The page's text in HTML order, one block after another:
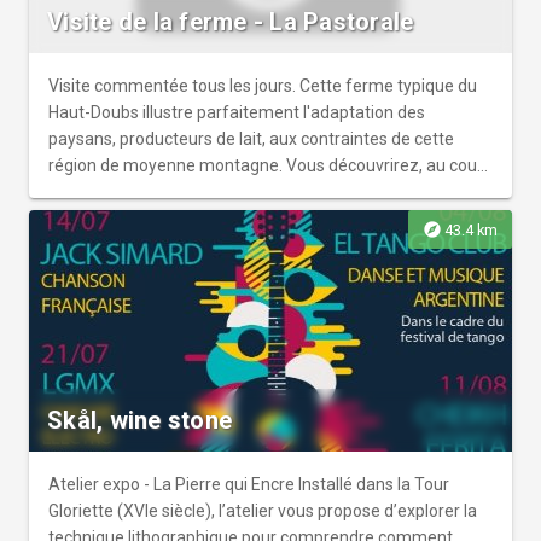
Visite de la ferme - La Pastorale
Visite commentée tous les jours. Cette ferme typique du
Haut-Doubs illustre parfaitement l'adaptation des
paysans, producteurs de lait, aux contraintes de cette
région de moyenne montagne. Vous découvrirez, au cours
immenses bâtisses, les trésors d'ingéniosité dont
faisaient preuve nos aïeux dans la vie quotidienne aux
siècles passés.
explore 43.4 km
Skål, wine stone
Atelier expo - La Pierre qui Encre Installé dans la Tour
Gloriette (XVIe siècle), l’atelier vous propose d’explorer la